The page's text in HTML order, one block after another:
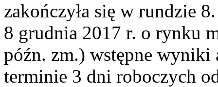
zakończyła się w rundzie
8 grudnia 2017 r. o rynku
późn. zm.) wstępne
terminie 3 dni roboczych